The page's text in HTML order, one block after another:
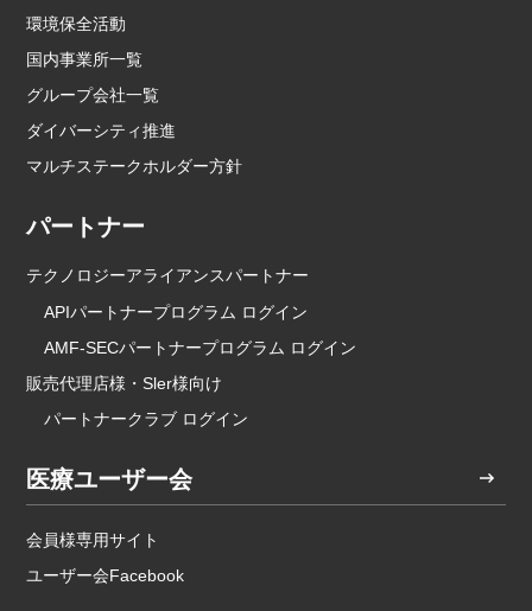
環境保全活動
国内事業所一覧
グループ会社一覧
ダイバーシティ推進
マルチステークホルダー方針
パートナー
テクノロジーアライアンスパートナー
APIパートナープログラム ログイン
AMF-SECパートナープログラム ログイン
販売代理店様・Sler様向け
パートナークラブ ログイン
医療ユーザー会
会員様専用サイト
ユーザー会Facebook